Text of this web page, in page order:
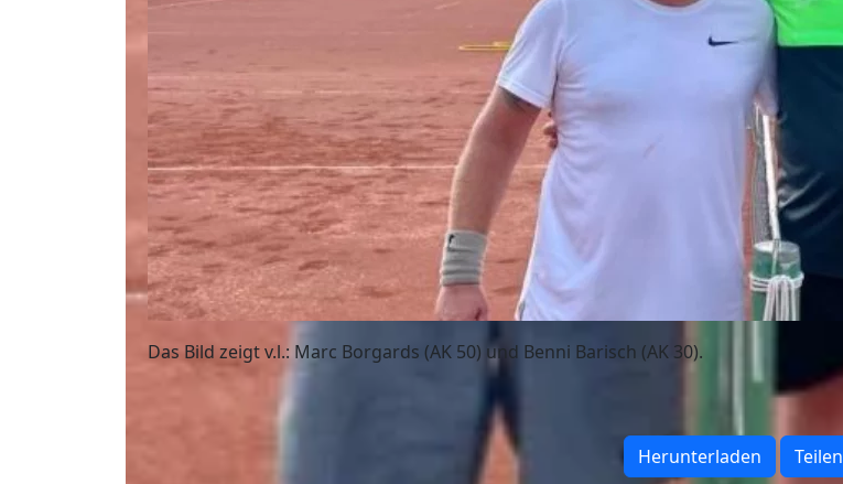
Das Bild zeigt v.l.: Marc Borgards (AK 50) und Benni Barisch (AK 30).
Herunterladen Teilen